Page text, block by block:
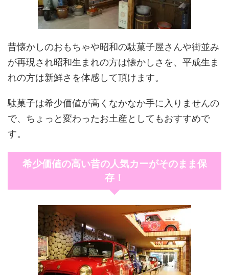
昔懐かしのおもちゃや昭和の駄菓子屋さんや街並み
が再現され昭和生まれの方は懐かしさを、平成生ま
れの方は新鮮さを体感して頂けます。
駄菓子は希少価値が高くなかなか手に入りませんの
で、ちょっと変わったお土産としてもおすすめで
す。
希少価値の高い昔の人気カーがそのまま保
存！